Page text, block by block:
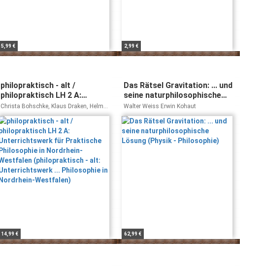
5,99 € 2,99 €
philopraktisch - alt /
philopraktisch LH 2 A:
Unterrichtswerk für
Praktische Philosophie in
Nordrhein-Westfalen
(philopraktisch - alt:
Unterrichtswerk ...
Philosophie in Nordrhein-
Westfalen)
Christa Bohschke, Klaus Draken, Helmut
Engels, Matthias Gillissen, Martina
Levent, Jörg Peters, Martina Peters,
Bernd Rolf, Rita Sandbrink
14,99 €
Das Rätsel Gravitation: ... und
seine naturphilosophische
Lösung (Physik -
Philosophie)
Walter Weiss Erwin Kohaut
62,99 €